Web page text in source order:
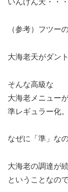
いんげん天・・
（参考）フツー
大海老天がダン
そんな高級な
大海老メニュー
準レギュラー化。
なぜに「準」な
大海老の調達が
ということなの